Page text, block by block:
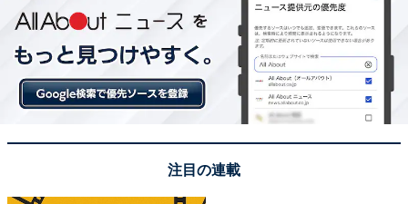
注目の連載